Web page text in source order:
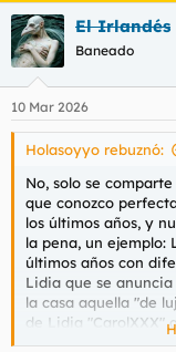
El Irlandés
Baneado
10 Mar 2026
Holasoyyo rebuznó:
No, solo se
que conozco
los últimos años, y
la pena, un ejemplo:
últimos años con
Lidia que se
la casa aquella "de
de Lidia "CarolXXX"
en 2024 e inicios de